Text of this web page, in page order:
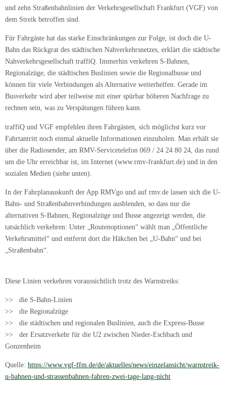
und zehn Straßenbahnlinien der Verkehrsgesellschaft Frankfurt (VGF) von
dem Streik betroffen sind.
Für Fahrgäste hat das starke Einschränkungen zur Folge, ist doch die U-
Bahn das Rückgrat des städtischen Nahverkehrsnetzes, erklärt die städtische
Nahverkehrsgesellschaft traffiQ. Immerhin verkehren S-Bahnen,
Regionalzüge, die städtischen Buslinien sowie die Regionalbusse und
können für viele Verbindungen als Alternative weiterhelfen. Gerade im
Busverkehr wird aber teilweise mit einer spürbar höheren Nachfrage zu
rechnen sein, was zu Verspätungen führen kann.
traffiQ und VGF empfehlen ihren Fahrgästen, sich möglichst kurz vor
Fahrtantritt noch einmal aktuelle Informationen einzuholen. Man erhält sie
über die Radio­sender, am RMV-Servicetelefon 069 / 24 24 80 24, das rund
um die Uhr erreichbar ist, im Internet (www.rmv-frankfurt.de) und in den
sozialen Medien (siehe unten).
In der Fahrplanauskunft der App RMVgo und auf rmv.de lassen sich die U-
Bahn- und Straßenbahnverbindungen ausblenden, so dass nur die
alternativen S-Bah­nen, Regionalzüge und Busse angezeigt werden, die
tatsächlich verkehren: Unter „Routenoptionen“ wählt man „Öffentliche
Verkehrsmittel“ und entfernt dort die Häkchen bei „U-Bahn“ und bei
„Straßenbahn“.
Diese Linien verkehren voraussichtlich trotz des Warnstreiks:
>> die S-Bahn-Linien
>> die Regionalzüge
>> die städtischen und regionalen Buslinien, auch die Express-Busse
>> der Ersatzverkehr für die U2 zwischen Nieder-Eschbach und
Gonzenheim
Quelle: https://www.vgf-ffm.de/de/aktuelles/news/einzelansicht/warnstreik-
u-bahnen-und-strassenbahnen-fahren-zwei-tage-lang-nicht